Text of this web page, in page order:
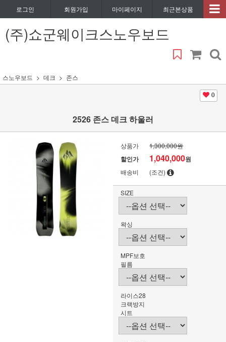
로그인 회원가입 마이페이지 최근본상품
(주)쇼군웨이크스노우보드
스노우보드 데크 존스
0
2526 존스 데크 하울러
상품가 1,300,000원
할인가 1,040,000원
배송비 (조건)
SIZE
왁싱
MPF보호
필름
라이스28
크랙방지
시트